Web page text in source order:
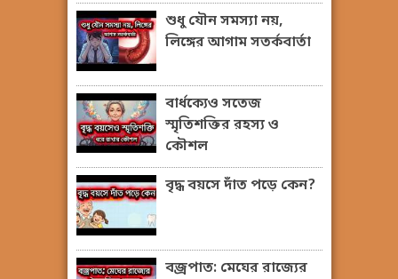
শুধু যৌন সমস্যা নয়,
লিঙ্গের আগাম সতর্কবার্তা
বার্ধক্যেও সতেজ
স্মৃতিশক্তির রহস্য ও
কৌশল
বৃদ্ধ বয়সে দাঁত পড়ে কেন?
বজ্রপাত: মেঘের রাজ্যের